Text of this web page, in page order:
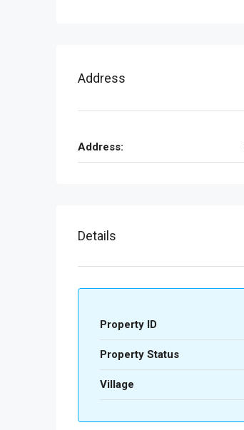
Address
Address:
Details
Property ID
Property Status
Village